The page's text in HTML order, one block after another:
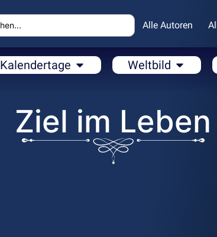
Alle Autoren
Kalendertage Weltbild
Ziel im Leben